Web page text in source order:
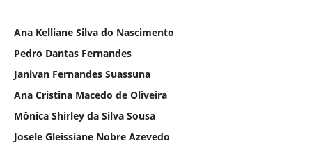
Ana Kelliane Silva do Nascimento
Pedro Dantas Fernandes
Janivan Fernandes Suassuna
Ana Cristina Macedo de Oliveira
Mônica Shirley da Silva Sousa
Josele Gleissiane Nobre Azevedo